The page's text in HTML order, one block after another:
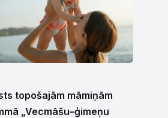
topošajām māmiņām
„Vecmāšu–ģimeņu